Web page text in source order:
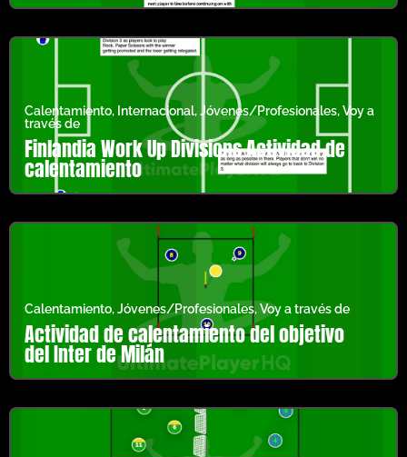
Calentamiento, Internacional,Jóvenes/Profesionales,Voy a
través de
Finlandia Work Up Divisions Actividad de
calentamiento
Calentamiento,Jóvenes/Profesionales,Voy a través de
Actividad de calentamiento del objetivo
del Inter de Milán